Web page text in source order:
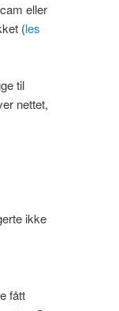
eller
(les
til
nettet,
ikke
fått